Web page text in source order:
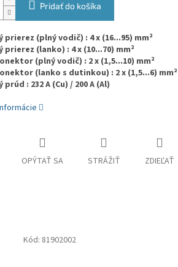
Pridať do košíka
prierez (plný vodič) : 4 x (16...95) mm²
prierez (lanko) : 4 x (10...70) mm²
(plný vodič) : 2 x (1,5...10) mm²
(lanko s dutinkou) : 2 x (1,5...6) mm²
: 232 A (Cu) / 200 A (Al)
OPÝTAŤ SA STRÁŽIŤ ZDIEĽAŤ
Kód: 81902002